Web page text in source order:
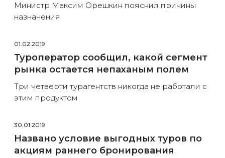
Министр Максим Орешкин пояснил причины
назначения
01.02.2019
Туроператор сообщил, какой сегмент
рынка остается непаханым полем
Три четверти турагентств никогда не работали с
этим продуктом
30.01.2019
Названо условие выгодных туров по
акциям раннего бронирования